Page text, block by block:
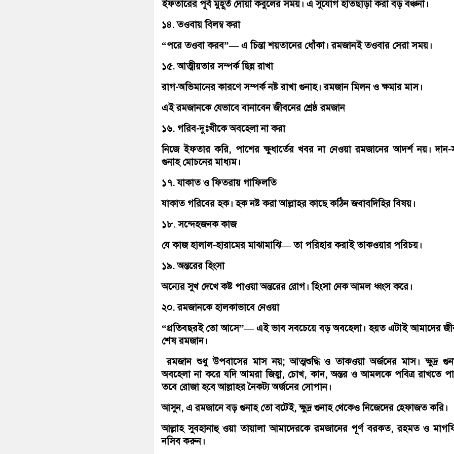
ইফতারের পূর্ব মুহূর্ত দোয়া কবুলের সময়। এ সুযোগ হাতছাড়া করা বড় বঞ্চনা।
১৪. তওবায় বিলম্ব করা
“পরে তওবা করব”— এ চিন্তা শয়তানের ধোঁকা। রমজানই তওবার সেরা সময়।
১৫. আত্মীয়তার সম্পর্ক ছিন্ন রাখা
রাগ-অভিমানের কারণে সম্পর্ক নষ্ট রাখা গুনাহ। রমজান মিলন ও ক্ষমার মাস।
এই রমজানকে যেভাবে বানাবেন জীবনের শ্রেষ্ঠ রমজান
১৬. গরিব-দুঃখীকে অবহেলা না করা
নিজে ইফতার করি, পাশের ক্ষুধার্তের খবর না নেওয়া রমজানের আদর্শ নয়। দান-
গুনাহ মোচনের মাধ্যম।
১৭. যাকাত ও ফিতরায় গাফিলতি
যাকাত গরিবের হক। হক নষ্ট করা আল্লাহর কাছে কঠিন জবাবদিহির বিষয়।
১৮. সন্দেহজনক কাজ
যে কাজ হালাল-হারামের মাঝামাঝি— তা পরিহার করাই তাকওয়ার পরিচয়।
১৯. অন্তরের হিংসা
অন্যের সুখ দেখে কষ্ট পাওয়া অন্তরের রোগ। হিংসা নেক আমল ধ্বংস করে।
২০. রমজানকে হালকাভাবে নেওয়া
“প্রতিবছরই তো আসে”— এই ভাব সবচেয়ে বড় অবহেলা। হয়ত এটাই আমাদের
শেষ রমজান।
রমজান শুধু উপবাসের মাস নয়; আত্মশুদ্ধি ও তাকওয়া অর্জনের মাস। ক্ষুদ্র
অবহেলা না করে যদি আমরা জিহ্বা, চোখ, কান, অন্তর ও আমলকে পবিত্র রাখতে
তবে রোজা হবে আল্লাহর নৈকট্য অর্জনের সোপান।
আসুন, এ রমজানে বড় গুনাহ তো বটেই, ক্ষুদ্র গুনাহ থেকেও নিজেদের হেফাজত করি।
আল্লাহ সুবহানাহু ওয়া তায়ালা আমাদেরকে রমজানের পূর্ণ বরকত, রহমত ও
নসিব করুন।